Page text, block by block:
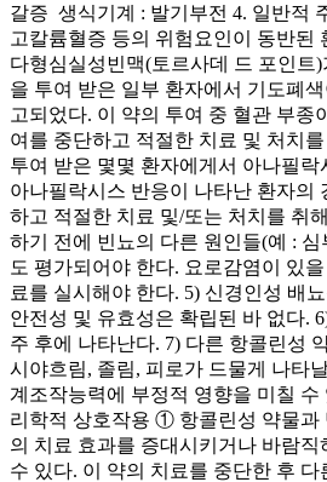
갈증 ­ 생식기계 : 발기부전 4. 일반적
고칼륨혈증 등의 위험요인이 동반된
다형심실성빈맥(토르사데 드 포인트
을 투여 받은 일부 환자에서 기도폐
고되었다. 이 약의 투여 중 혈관 부종
여를 중단하고 적절한 치료 및 처치
투여 받은 몇몇 환자에게서 아나필
아나필락시스 반응이 나타난 환자의
하고 적절한 치료 및/또는 처치를 취
하기 전에 빈뇨의 다른 원인들(예 : 심
도 평가되어야 한다. 요로감염이 있
료를 실시해야 한다. 5) 신경인성 배
안전성 및 유효성은 확립된 바 없다.
주 후에 나타난다. 7) 다른 항콜린성
시야흐림, 졸림, 피로가 드물게 나타
계조작능력에 부정적 영향을 미칠 수
리학적 상호작용 ① 항콜린성 약물과
의 치료 효과를 증대시키거나 바람
수 있다. 이 약의 치료를 중단한 후